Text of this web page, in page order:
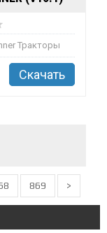
Тракторы
Скачать
869 >